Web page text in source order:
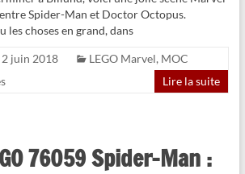
Spider-Man et Doctor Octopus.
les choses en grand, dans
2 juin 2018 LEGO Marvel, MOC
Lire la suite
76059 Spider-Man :